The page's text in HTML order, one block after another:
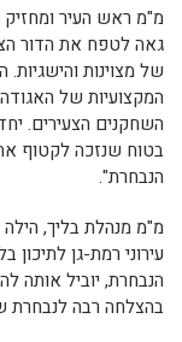
מ"מ ראש העיר
גאה לטפח את הדור
של מצוינות והישגיות.
המקצועיות של
השחקנים הצעירים.
בטוח שנזכה לקטוף
הנבחרת".
מ"מ מנהלת בליך,
עירוני רמת-גן
הנבחרת, יוביל אותה
בהצלחה רבה לנבחרת